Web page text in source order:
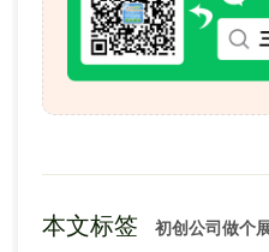
本文标签 初创公司做个